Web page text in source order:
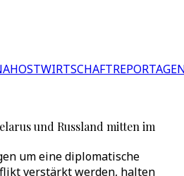
WIRTSCHAFT
und Russland mitten im
um eine diplomatische
verstärkt werden, halten